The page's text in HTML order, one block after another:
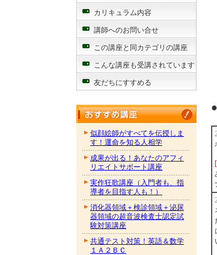
カリキュラム内容
講師へのお問い合せ
この講座と同カテゴリの講座
こんな講座も受講されています
友だちにすすめる
似顔絵師がすべてを伝授しま
す！運命を知る人相学
成果が出る！あなたのアフィ
リエイトサポート講座
実作狂歌講座（入門者も、指
導者を目指す人も！）
消化器領域＋検診領域＋泌尿
器領域の超音波検査士認定試
験対策講座
共通テスト対策！英語＆数学
１Ａ２ＢＣ